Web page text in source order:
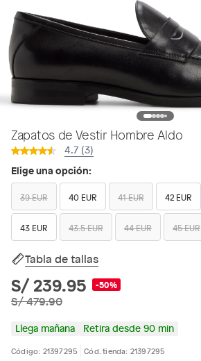
Zapatos de Vestir Hombre Aldo
4.7 (3)
Elige una opción:
39 EUR 40 EUR 41 EUR 42 EUR
43 EUR 43.5 EUR 44 EUR 45 EUR
Tabla de tallas
S/ 239.95 -50%
S/ 479.90
Llega mañana Retira desde 90 min
Código: 21397295 Cód. tienda: 21397295